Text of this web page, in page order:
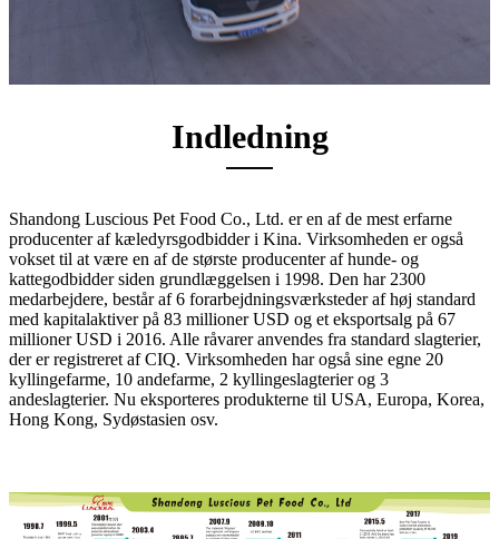
Indledning
Shandong Luscious Pet Food Co., Ltd. er en af ​​de mest erfarne
producenter af kæledyrsgodbidder i Kina. Virksomheden er også
vokset til at være en af ​​de største producenter af hunde- og
kattegodbidder siden grundlæggelsen i 1998. Den har 2300
medarbejdere, består af 6 forarbejdningsværksteder af høj standard
med kapitalaktiver på 83 millioner USD og et eksportsalg på 67
millioner USD i 2016. Alle råvarer anvendes fra standard slagterier,
der er registreret af CIQ. Virksomheden har også sine egne 20
kyllingefarme, 10 andefarme, 2 kyllingeslagterier og 3
andeslagterier. Nu eksporteres produkterne til USA, Europa, Korea,
Hong Kong, Sydøstasien osv.